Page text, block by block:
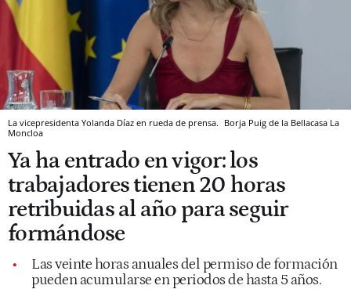
La vicepresidenta Yolanda Díaz en rueda de prensa. Borja Puig de la Bellacasa La
Moncloa
Ya ha entrado en vigor: los
trabajadores tienen 20 horas
retribuidas al año para seguir
formándose
Las veinte horas anuales del permiso de formación
pueden acumularse en periodos de hasta 5 años.